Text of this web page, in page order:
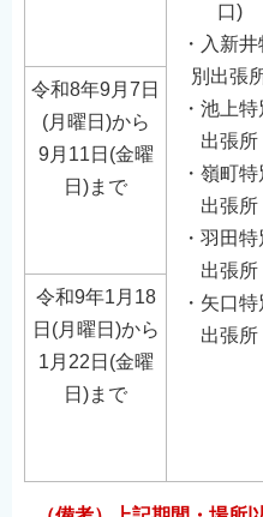
口)
・入新
別出張
・池上特
出張所
・嶺町特
出張所
・羽田特
出張所
・矢口特
出張所
令和8年9月7日
(月曜日)から
9月11日(金曜
日)まで
令和9年1月18
日(月曜日)から
1月22日(金曜
日)まで